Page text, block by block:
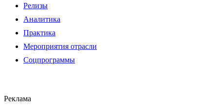
Релизы
Аналитика
Практика
Мероприятия отрасли
Соцпрограммы
Реклама